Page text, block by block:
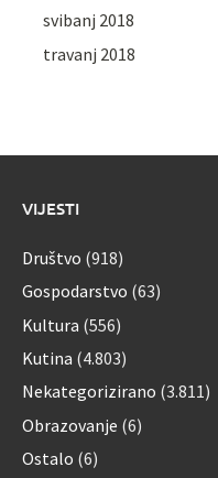
svibanj 2018
travanj 2018
VIJESTI
Društvo (918)
Gospodarstvo (63)
Kultura (556)
Kutina (4.803)
Nekategorizirano (3.811)
Obrazovanje (6)
Ostalo (6)